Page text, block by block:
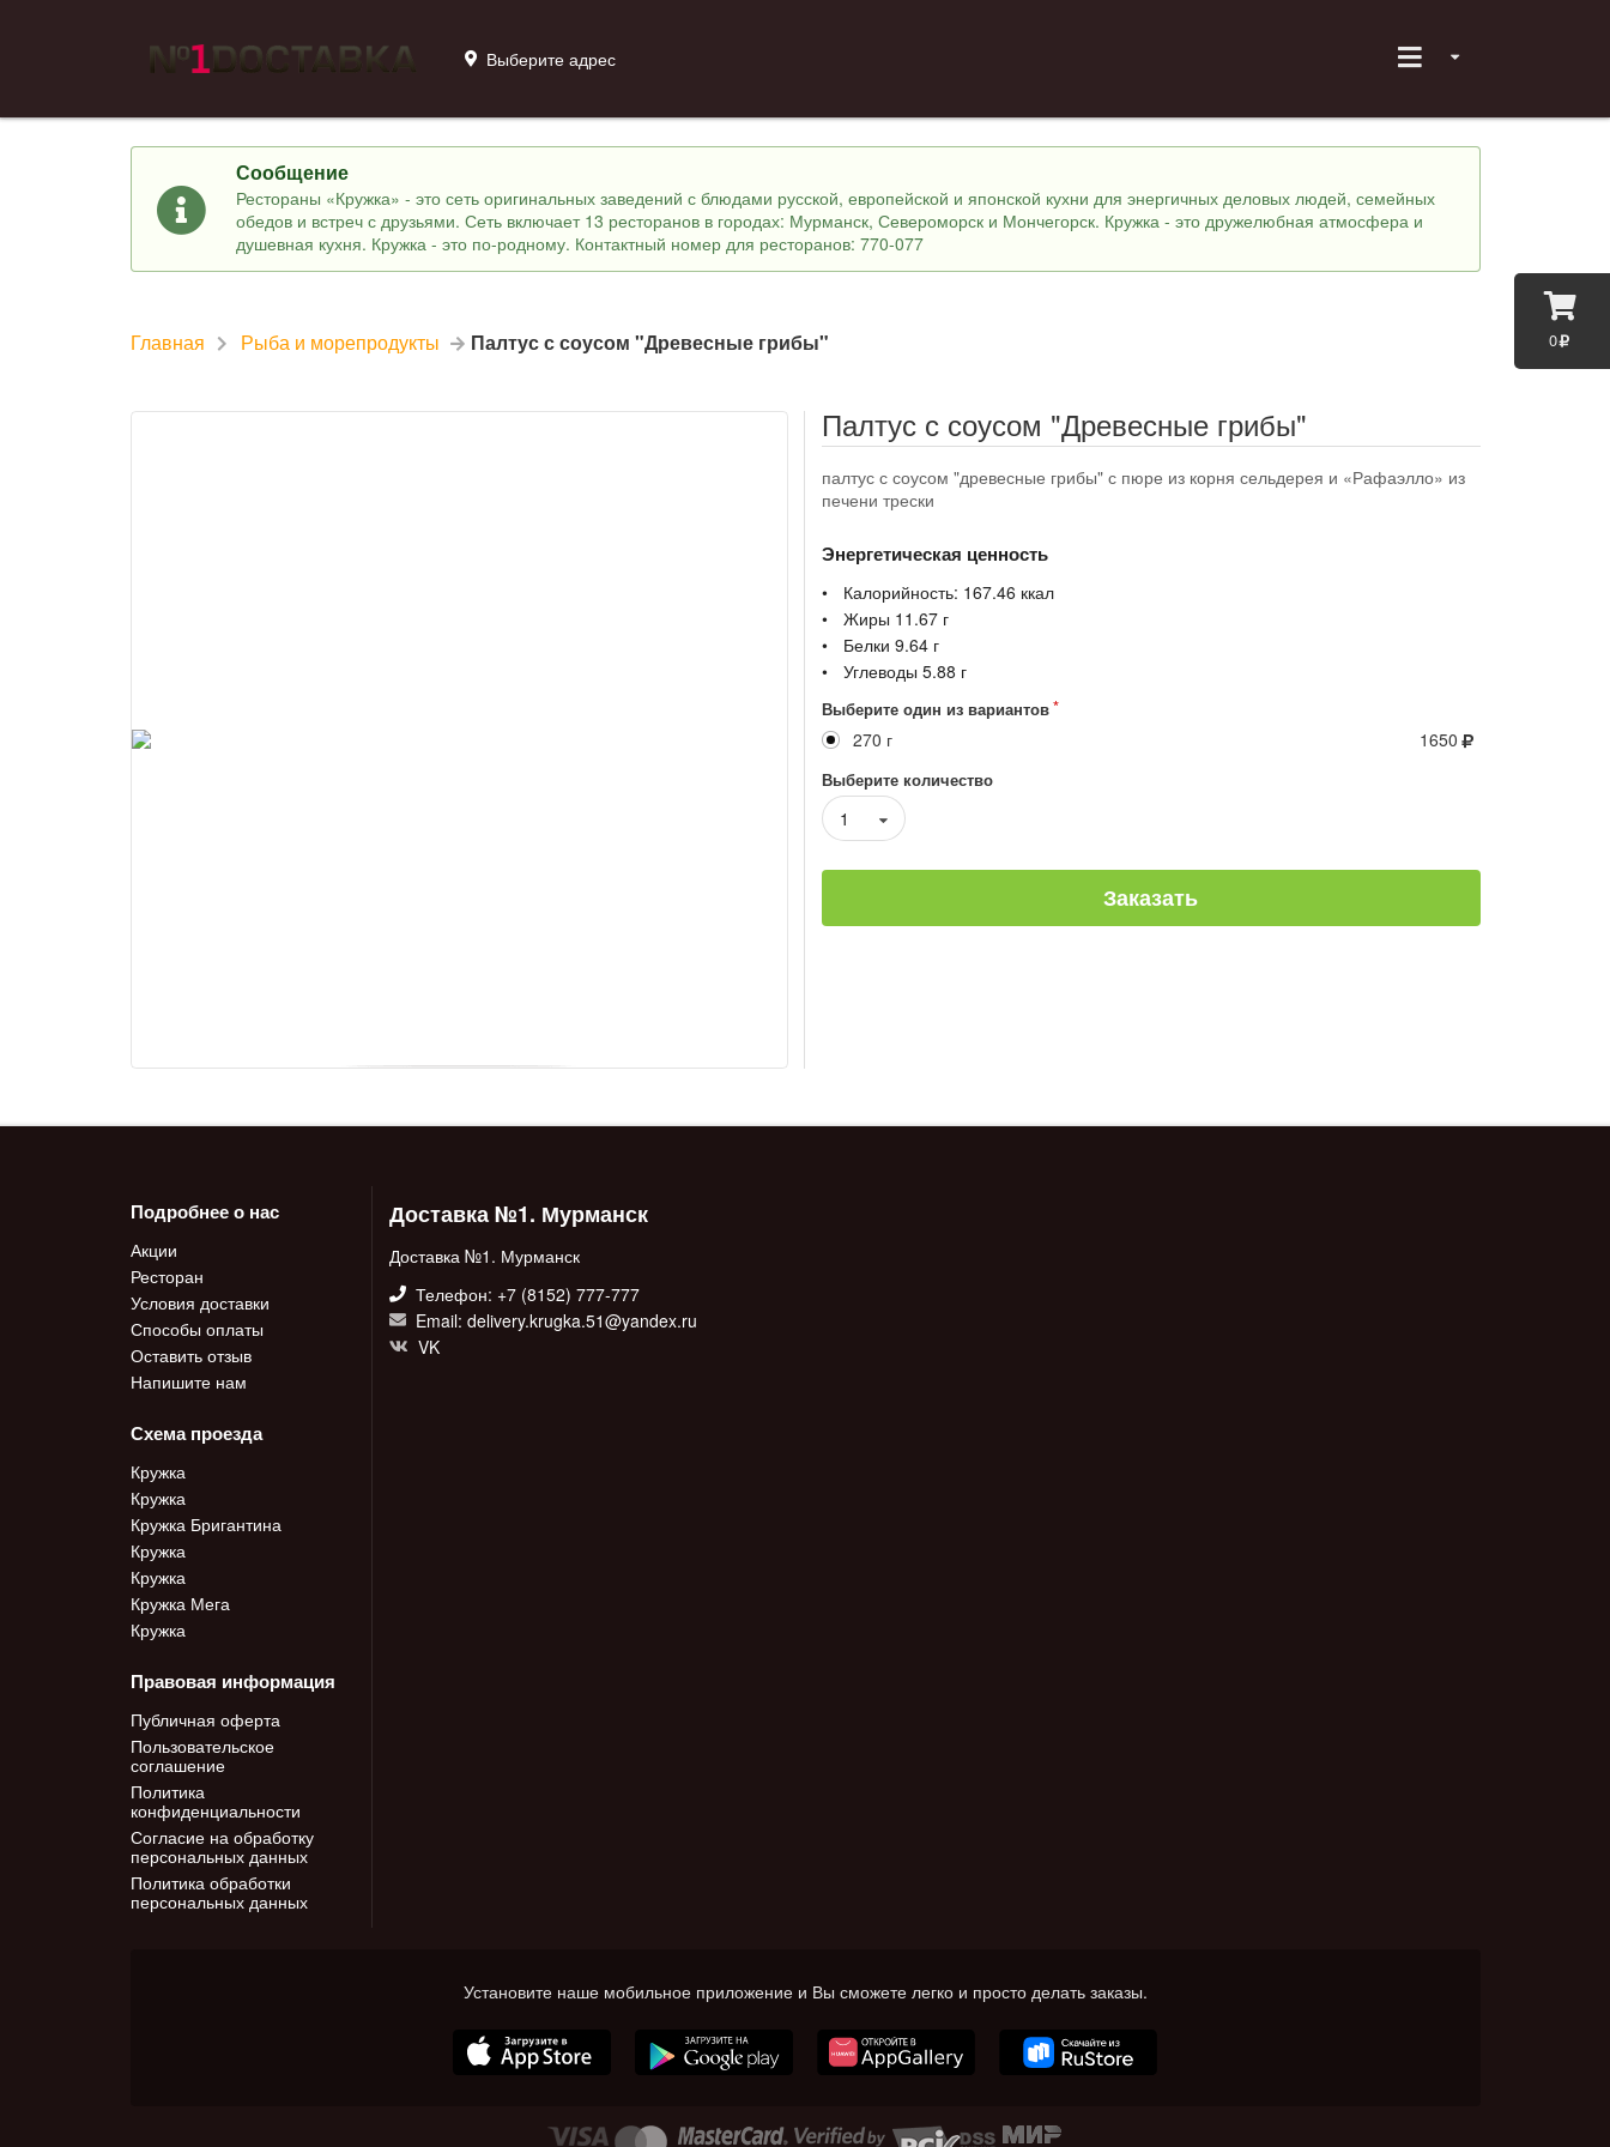
0
Выберите адрес
Сообщение
Рестораны «Кружка» - это сеть оригинальных заведений с блюдами русской, европейской и японской кухни для энергичных деловых людей, семейных
обедов и встреч с друзьями. Сеть включает 13 ресторанов в городах: Мурманск, Североморск и Мончегорск. Кружка - это дружелюбная атмосфера и
душевная кухня. Кружка - это по-родному. Контактный номер для ресторанов: 770-077
Главная Рыба и морепродукты Палтус с соусом "Древесные грибы"
Палтус с соусом "Древесные грибы"
палтус с соусом "древесные грибы" с пюре из корня сельдерея и «Рафаэлло» из
печени трески
Энергетическая ценность
Калорийность: 167.46 ккал
Жиры 11.67г
Белки 9.64г
Углеводы 5.88 г
Выберите один из вариантов
270 г 1650
Выберите количество
1
Заказать
Подробнее о нас
Акции
Ресторан
Условия доставки
Способы оплаты
Оставить отзыв
Напишите нам
Схема проезда
Кружка
Кружка
Кружка Бригантина
Кружка
Кружка
Кружка Мега
Кружка
Правовая информация
Публичная оферта
Пользовательское
соглашение
Политика
конфиденциальности
Согласие на обработку
персональных данных
Политика обработки
персональных данных
Доставка №1. Мурманск
Доставка №1. Мурманск
Телефон: +7 (8152) 777-777
Email: delivery.krugka.51@yandex.ru
VK
Установите наше мобильное приложение и Вы сможете легко и просто делать заказы.